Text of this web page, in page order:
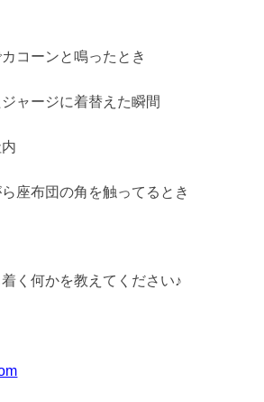
コーンと鳴ったとき
ャージに着替えた瞬間
座布団の角を触ってるとき
く何かを教えてください♪